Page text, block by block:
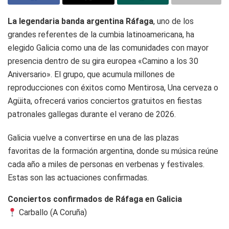
La legendaria banda argentina Ráfaga, uno de los
grandes referentes de la cumbia latinoamericana, ha
elegido Galicia como una de las comunidades con mayor
presencia dentro de su gira europea «Camino a los 30
Aniversario». El grupo, que acumula millones de
reproducciones con éxitos como Mentirosa, Una cerveza o
Agüita, ofrecerá varios conciertos gratuitos en fiestas
patronales gallegas durante el verano de 2026.
Galicia vuelve a convertirse en una de las plazas
favoritas de la formación argentina, donde su música reúne
cada año a miles de personas en verbenas y festivales.
Estas son las actuaciones confirmadas.
Conciertos confirmados de Ráfaga en Galicia
Carballo (A Coruña)